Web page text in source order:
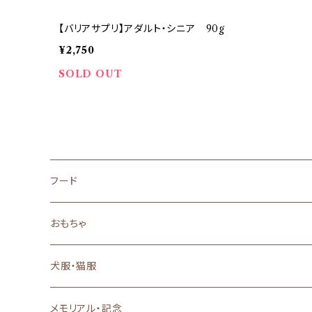
【バリアサプリ】アダルト・シニア 90g
¥2,750
SOLD OUT
フード
ドッグフード
ドライフード
ウェットフード
キャットフード
ドライフード
おやつ
おもちゃ
犬のおもちゃ
猫のおもちゃ
犬服・猫服
背中開き
メモリアル・記念